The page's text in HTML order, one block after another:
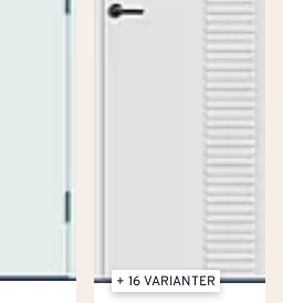
+ 16 VARIANTER